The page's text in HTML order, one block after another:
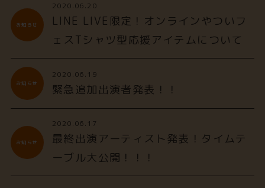
お知らせ
2020.06.20
LINE LIVE限定！オンラインやついフ
ェスTシャツ型応援アイテムについて
お知らせ
2020.06.19
緊急追加出演者発表！！
お知らせ
2020.06.17
最終出演アーティスト発表！タイムテ
ーブル大公開！！！